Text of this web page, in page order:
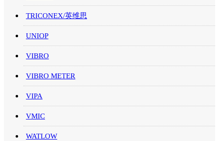
TRICONEX/英维思
UNIOP
VIBRO
VIBRO METER
VIPA
VMIC
WATLOW